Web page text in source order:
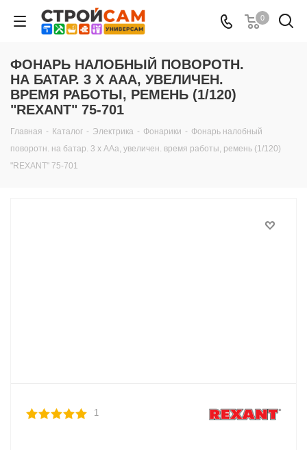
0
ФОНАРЬ НАЛОБНЫЙ ПОВОРОТН.
НА БАТАР. 3 Х AAА, УВЕЛИЧЕН.
ВРЕМЯ РАБОТЫ, РЕМЕНЬ (1/120)
"REXANT" 75-701
Главная - Каталог - Электрика - Фонарики - Фонарь налобный
поворотн. на батар. 3 х AAа, увеличен. время работы, ремень (1/120)
"REXANT" 75-701
1